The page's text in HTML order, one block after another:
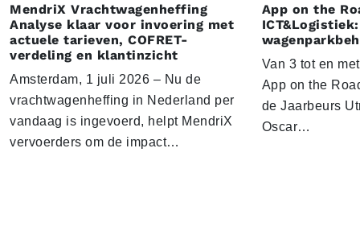
MendriX Vrachtwagenheffing
Analyse klaar voor invoering met
actuele tarieven, COFRET-
verdeling en klantinzicht
Amsterdam, 1 juli 2026 – Nu de
vrachtwagenheffing in Nederland per
vandaag is ingevoerd, helpt MendriX
vervoerders om de impact…
App on the
Van 3 tot en
App on the
de Jaarbeurs
Oscar…